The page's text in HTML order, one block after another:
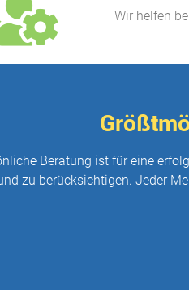
Wir helfen
Beratung ist für eine
zu berücksichtigen. Jeder